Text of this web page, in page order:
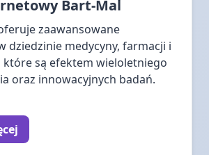
Bart-Mal
zaawansowane
dziedzinie medycyny, farmacji i
które są efektem wieloletniego
oraz innowacyjnych badań.